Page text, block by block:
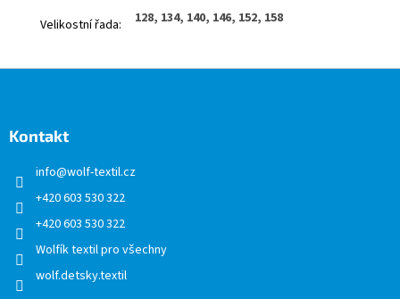
Velikostní řada: 128, 134, 140, 146, 152, 158
Kontakt
info@wolf-textil.cz
+420 603 530 322
+420 603 530 322
Wolfík textil pro všechny
wolf.detsky.textil